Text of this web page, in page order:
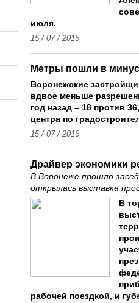
июля.
15 / 07 / 2016
Метры пошли в минус
Воронежские
вдвое меньше
год назад – 18 против
центра по
15 / 07 / 2016
Драйвер экономики
В Воронеже прошло
открылась выставка
В
рабочей поездкой, и